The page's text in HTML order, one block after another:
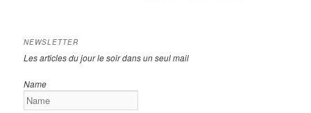
NEWSLETTER
Les articles du jour le soir dans un seul mail
Name